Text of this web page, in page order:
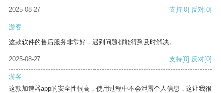
2025-08-27
支持[0] 反对[0]
游客
这款软件的售后服务非常好，遇到问题都能得到及时解决。
2025-08-27 支持[0] 反对[0]
游客
这款加速器app的安全性很高，使用过程中不会泄露个人信息，这让我很